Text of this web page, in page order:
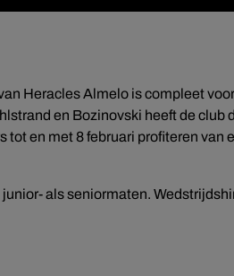
Heracles Almelo is compleet
en Bozinovski heeft de club
en met 8 februari profiteren van
als seniormaten.